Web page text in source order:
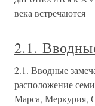
века встречаются
2.1.
2.1. Вводные
расположение
Марса, Меркурия,